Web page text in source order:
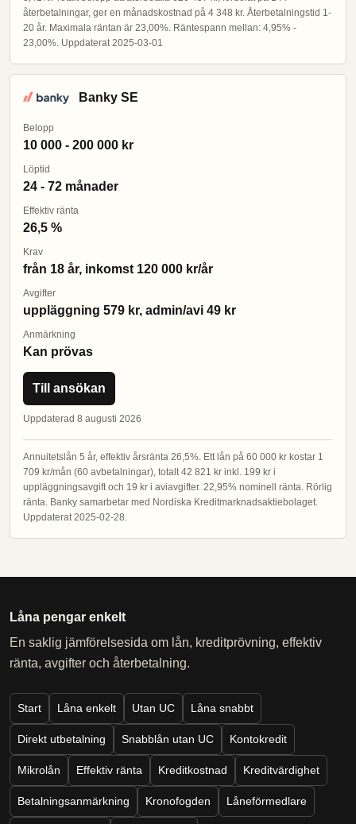
återbetalningar, ger en månadskostnad på 4 348 kr. Återbetalningstid 1-
20 år. Maximala räntan är 23,00%. Räntespann mellan: 4,95% -
23,00%. Uppdaterat 2025-03-01
Banky SE
Belopp
10 000 - 200 000 kr
Löptid
24 - 72 månader
Effektiv ränta
26,5 %
Krav
från 18 år, inkomst 120 000 kr/år
Avgifter
uppläggning 579 kr, admin/avi 49 kr
Anmärkning
Kan prövas
Till ansökan
Uppdaterad 8 augusti 2026
Annuitetslån 5 år, effektiv årsränta 26,5%. Ett lån på 60 000 kr kostar 1
709 kr/mån (60 avbetalningar), totalt 42 821 kr inkl. 199 kr i
uppläggningsavgift och 19 kr i aviavgifter. 22,95% nominell ränta. Rörlig
ränta. Banky samarbetar med Nordiska Kreditmarknadsaktiebolaget.
Uppdaterat 2025-02-28.
Låna pengar enkelt
En saklig jämförelsesida om lån, kreditprövning, effektiv
ränta, avgifter och återbetalning.
Start Låna enkelt Utan UC Låna snabbt
Direkt utbetalning Snabblån utan UC Kontokredit
Mikrolån Effektiv ränta Kreditkostnad Kreditvärdighet
Betalningsanmärkning Kronofogden Låneförmedlare